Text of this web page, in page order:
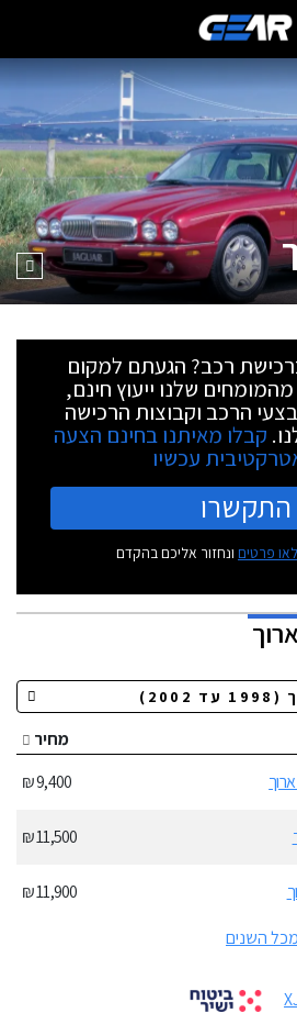
רכב? הגעתם למקום
מהמומחים שלנו ייעוץ חינם,
הרכב וקבוצות הרכישה
קבלו מאיתנו בחינם הצעה
עכשיו
התקשרו
פרטים ונחזור אליכם בהקדם
מחיר
9,400 ₪
11,500 ₪
11,900 ₪